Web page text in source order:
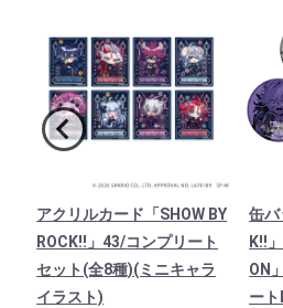
アクリルカード「SHOW BY
ROCK!!」43/コンプリート
セット(全8種)(ミニキャラ
イラスト)
缶バ
K!!
ON
ー